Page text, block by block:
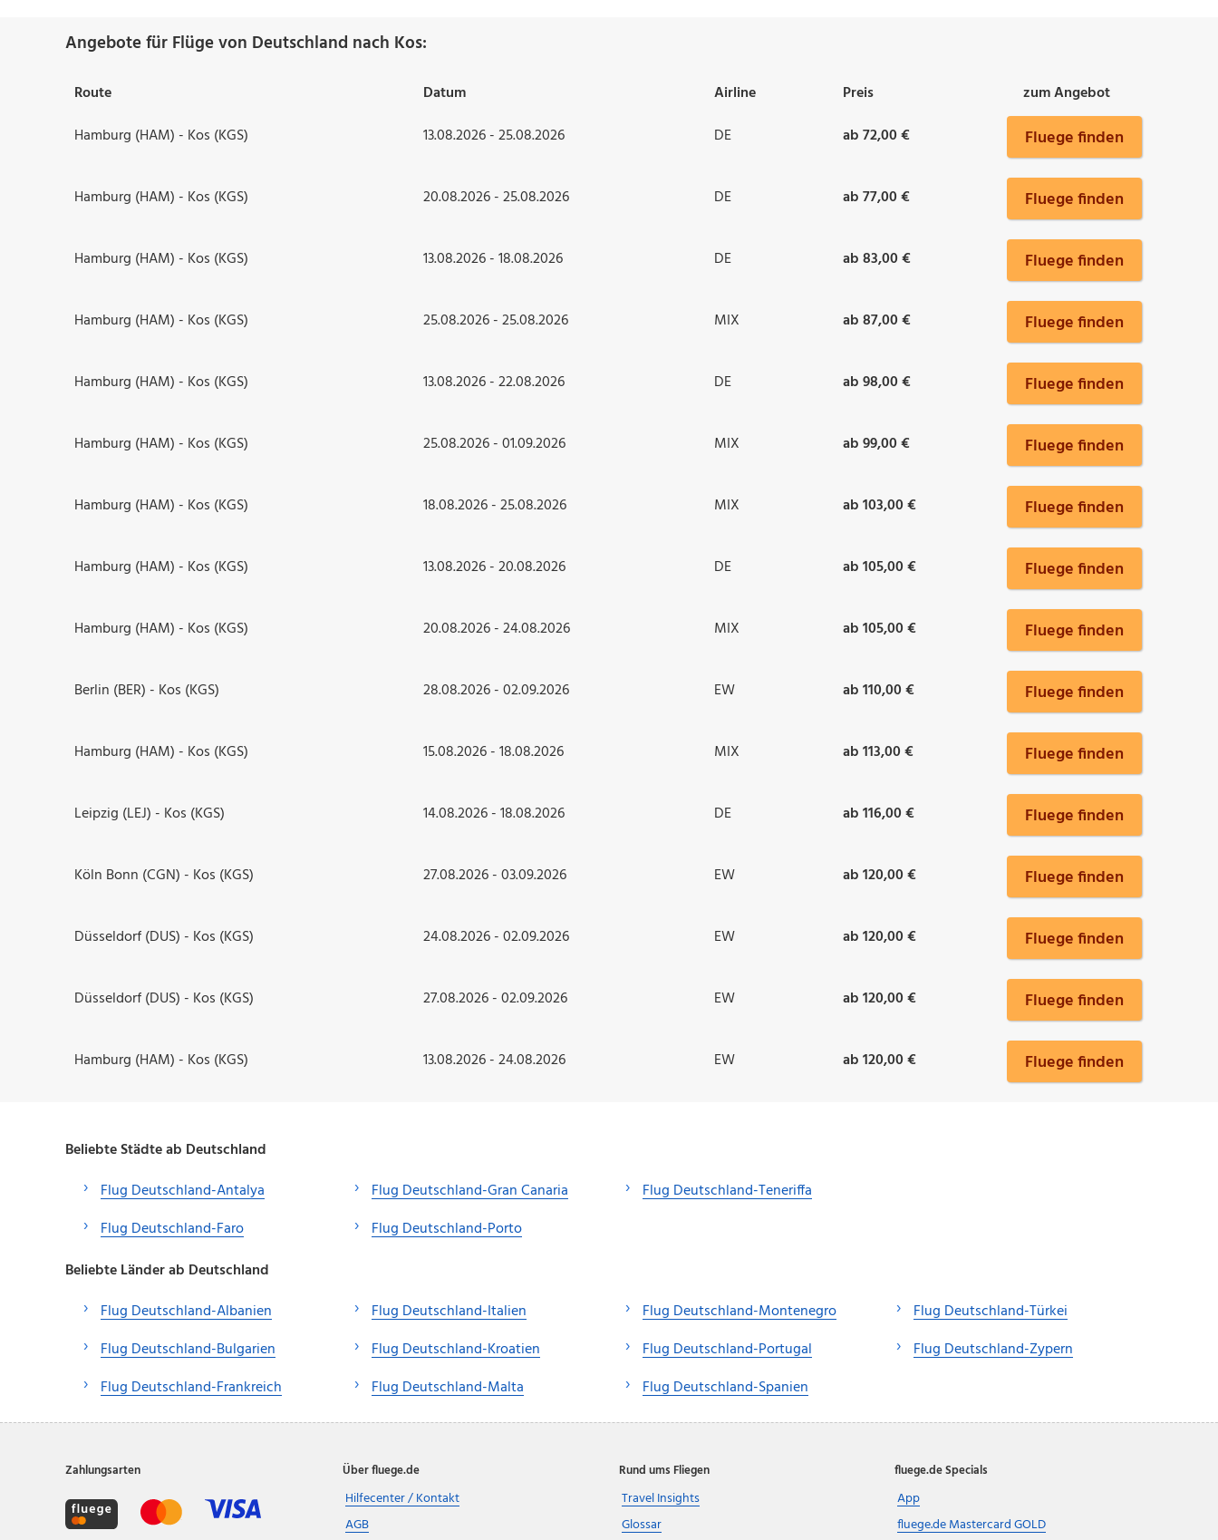
Angebote für Flüge von Deutschland nach Kos:
Route Datum Airline Preis
zum Angebot
Hamburg (HAM) - Kos (KGS)
13.08.2026 - 25.08.2026 DE ab 72,00 € Fluege finden
Hamburg (HAM) - Kos (KGS) 20.08.2026 - 25.08.2026 DE ab 77,00 € Fluege finden
Hamburg (HAM) - Kos (KGS) 13.08.2026 - 18.08.2026 DE ab 83,00 € Fluege finden
Hamburg (HAM) - Kos (KGS) 25.08.2026 - 25.08.2026 MIX ab 87,00 € Fluege finden
Hamburg (HAM) - Kos (KGS) 13.08.2026 - 22.08.2026 DE ab 98,00 € Fluege finden
Hamburg (HAM) - Kos (KGS) 25.08.2026 - 01.09.2026 MIX ab 99,00 € Fluege finden
Hamburg (HAM) - Kos (KGS) 18.08.2026 - 25.08.2026 MIX ab 103,00 € Fluege finden
Hamburg (HAM) - Kos (KGS) 13.08.2026 - 20.08.2026 DE ab 105,00 € Fluege finden
Hamburg (HAM) - Kos (KGS) 20.08.2026 - 24.08.2026 MIX ab 105,00 € Fluege finden
Berlin (BER) - Kos (KGS) 28.08.2026 - 02.09.2026 EW ab 110,00 € Fluege finden
Hamburg (HAM) - Kos (KGS) 15.08.2026 - 18.08.2026 MIX ab 113,00 € Fluege finden
Leipzig (LEJ) - Kos (KGS) 14.08.2026 - 18.08.2026 DE ab 116,00 € Fluege finden
Köln Bonn (CGN) - Kos (KGS) 27.08.2026 - 03.09.2026 EW ab 120,00 € Fluege finden
Düsseldorf (DUS) - Kos (KGS) 24.08.2026 - 02.09.2026 EW ab 120,00 € Fluege finden
Düsseldorf (DUS) - Kos (KGS) 27.08.2026 - 02.09.2026 EW ab 120,00 € Fluege finden
Hamburg (HAM) - Kos (KGS) 13.08.2026 - 24.08.2026 EW ab 120,00 € Fluege finden
Beliebte Städte ab Deutschland
Flug Deutschland-Antalya
Flug Deutschland-Faro
Flug Deutschland-Gran Canaria
Flug Deutschland-Porto
Flug Deutschland-Teneriffa
Beliebte Länder ab Deutschland
Flug Deutschland-Albanien
Flug Deutschland-Bulgarien
Flug Deutschland-Frankreich
Flug Deutschland-Italien
Flug Deutschland-Kroatien
Flug Deutschland-Malta
Flug Deutschland-Montenegro
Flug Deutschland-Portugal
Flug Deutschland-Spanien
Flug Deutschland-Türkei
Flug Deutschland-Zypern